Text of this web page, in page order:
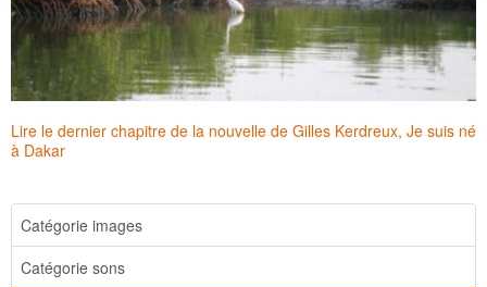
Lire le dernier chapitre de la nouvelle de Gilles Kerdreux, Je suis né
à Dakar
Catégorie images
Catégorie sons